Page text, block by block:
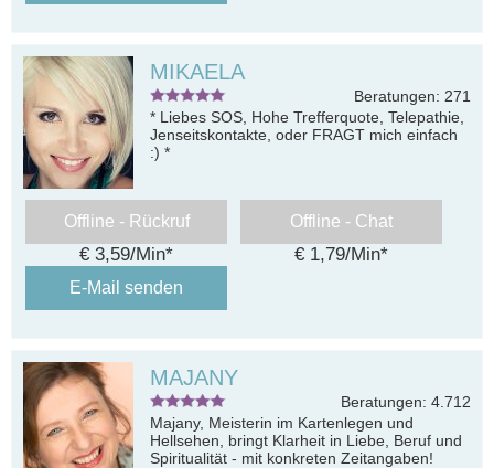
MIKAELA
Beratungen: 271
* Liebes SOS, Hohe Trefferquote, Telepathie,
Jenseitskontakte, oder FRAGT mich einfach
:) *
Offline - Rückruf
€ 3,59/Min*
Offline - Chat
€ 1,79/Min*
E-Mail senden
MAJANY
Beratungen: 4.712
Majany, Meisterin im Kartenlegen und
Hellsehen, bringt Klarheit in Liebe, Beruf und
Spiritualität - mit konkreten Zeitangaben!